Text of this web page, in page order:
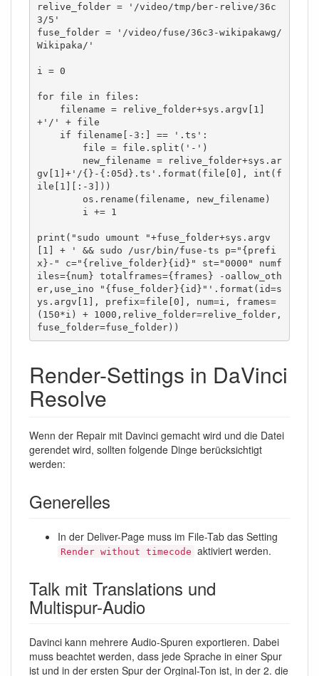
relive_folder = '/video/tmp/ber-relive/36c
3/5'
fuse_folder = '/video/fuse/36c3-wikipakawg/
Wikipaka/'
i = 0
for file in files:
+'/' + file
gv[1]+'/{}-{:05d}.ts'.format(file[0], int(f
ile[1][:-3]))
print("sudo umount "+fuse_folder+sys.argv
[1] + ' && sudo /usr/bin/fuse-ts p="{prefi
x}-" c="{relive_folder}{id}" st="0000" numf
iles={num} totalframes={frames} -oallow_oth
er,use_ino "{fuse_folder}{id}"'.format(id=s
ys.argv[1], prefix=file[0], num=i, frames=
(150*i) + 1000,relive_folder=relive_folder,
fuse_folder=fuse_folder))
Render-Settings in DaVinci
Resolve
Wenn der Repair mit Davinci gemacht wird und die Datei
gerendet wird, sollten folgende Dinge berücksichtigt
werden:
Generelles
In der Deliver-Page muss im File-Tab das Setting
Render without timecode aktiviert werden.
Talk mit Translations und
Multispur-Audio
Davinci kann mehrere Audio-Spuren exportieren. Dabei
muss beachtet werden, dass jede Sprache in einer Spur
ist und in der ersten Spur der Orginal-Ton ist, in der 2. die